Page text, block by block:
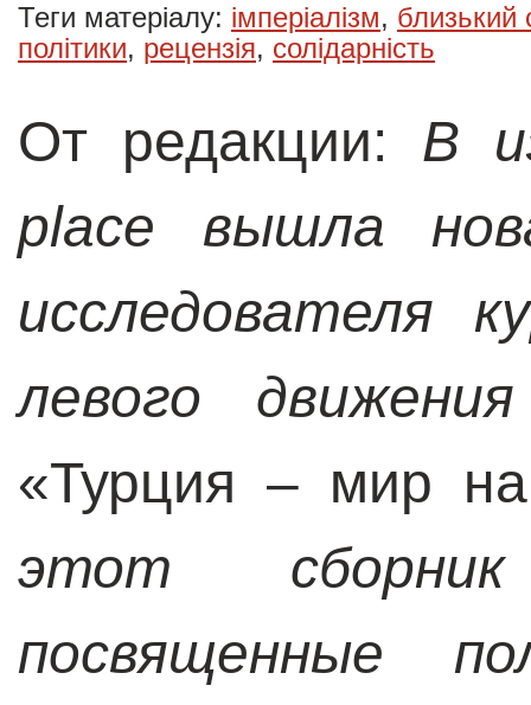
Теги матеріалу: імперіалізм, близький
політики, рецензія, солідарність
От редакции: В
place вышла
исследователя
левого движения
«Турция – мир
этот
посвященные